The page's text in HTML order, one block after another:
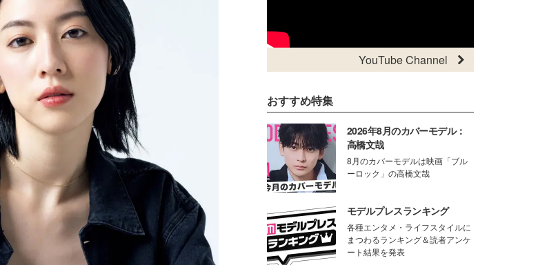
YouTube Channel
おすすめ特集
2026年8月のカバーモデル：
高橋文哉
8月のカバーモデルは映画「ブル
ーロック」の高橋文哉
モデルプレスランキング
各種エンタメ・ライフスタイルに
まつわるランキング＆読者アンケ
ート結果を発表